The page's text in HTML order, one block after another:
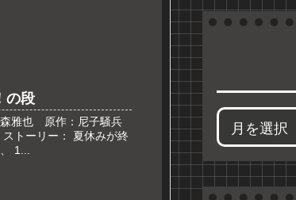
の段
雅也 原作：尼子騒兵
トーリー： 夏休みが終
1...